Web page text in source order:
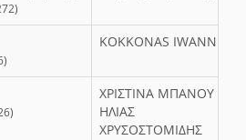
KOKKONAS IWANNHS
ΧΡΙΣΤΙΝΑ ΜΠΑΝΟΥ -
ΗΛΙΑΣ
ΧΡΥΣΟΣΤΟΜΙΔΗΣ